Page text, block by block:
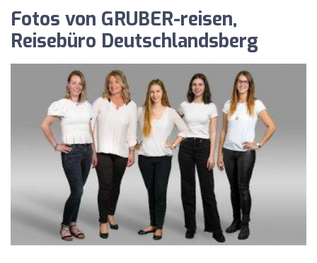
Fotos von GRUBER-reisen,
Reisebüro Deutschlandsberg